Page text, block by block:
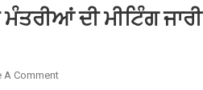
ਦੀ ਮੀਟਿੰਗ ਜਾਰੀ
A CommentOn